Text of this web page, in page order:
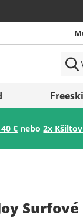
Uložit
Freeski
€ nebo2x